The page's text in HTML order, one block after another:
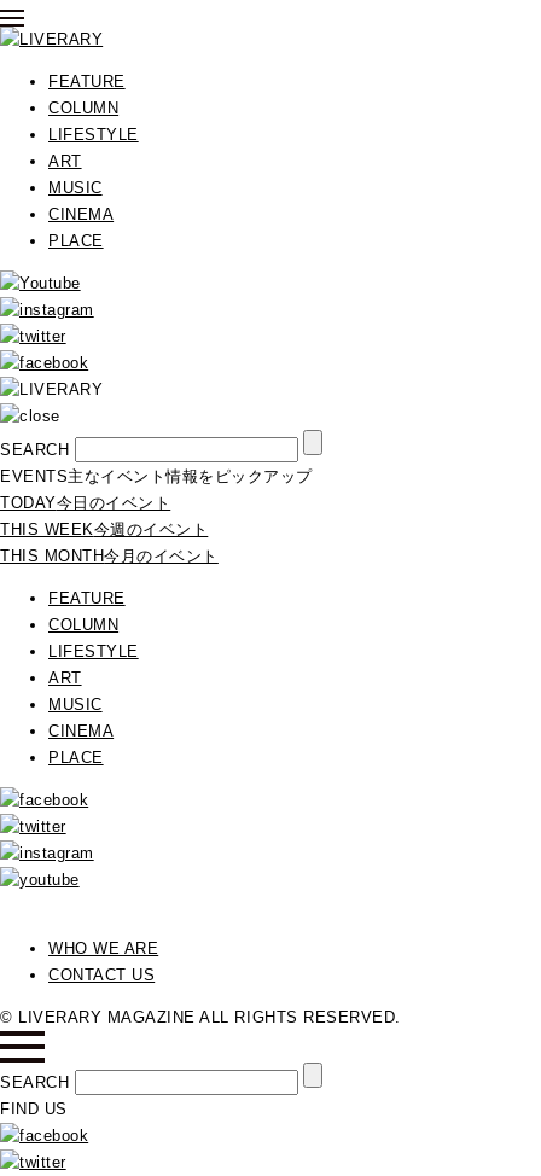
FEATURE
COLUMN
LIFESTYLE
ART
MUSIC
CINEMA
PLACE
SEARCH
EVENTS主なイベント情報をピックアップ
TODAY今日のイベント
THIS WEEK今週のイベント
THIS MONTH今月のイベント
FEATURE
COLUMN
LIFESTYLE
ART
MUSIC
CINEMA
PLACE
WHO WE ARE
CONTACT US
© LIVERARY MAGAZINE ALL RIGHTS RESERVED.
SEARCH
FIND US